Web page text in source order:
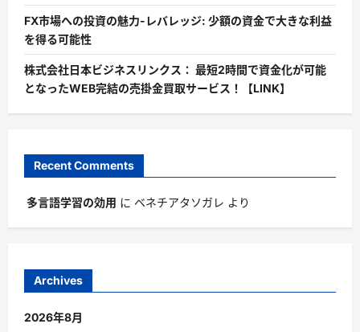
FX市場への投資の魅力-レバレッジ: 少額の資金で大きな利益
を得る可能性
株式会社日本ビジネスリンクス： 最短2時間で資金化が可能
となったWEB完結の売掛金買取サービス！【LINK】
Recent Comments
多言語学習の効用 に ベネチアタソガレ より
Archives
2026年8月